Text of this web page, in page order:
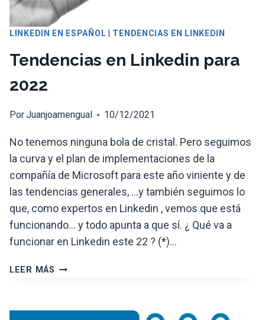
LINKEDIN EN ESPAÑOL TENDENCIAS EN LINKEDIN
Tendencias en Linkedin para
2022
PorJuanjoamengual 10/12/2021
No tenemos ninguna bola de cristal. Pero seguimos
la curva y el plan de implementaciones de la
compañía de Microsoft para este año viniente y de
las tendencias generales, …y también seguimos lo
que, como expertos en Linkedin , vemos que está
funcionando… y todo apunta a que sí. ¿ Qué va a
funcionar en Linkedin este 22 ? (*)…
LEER MÁS TENDENCIAS
PARA